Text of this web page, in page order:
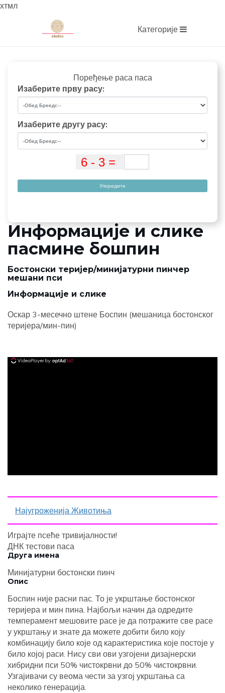
хтмл
Категорије
Поређење раса паса
Изаберите прву расу:
Изаберите другу расу:
Упоредите
Информације и слике
пасмине бошпин
Бостонски теријер/минијатурни пинчер
мешани пси
Информације и слике
Оскар 3-месечно штене Боспин (мешаница бостонског
теријера/мин-пин)
Најугроженија Животиња
Играјте псеће тривијалности!
ДНК тестови паса
Друга имена
Минијатурни бостонски пинч
Опис
Боспин није расни пас. То је укрштање бостонског
теријера и мин пина. Најбољи начин да одредите
темперамент мешовите расе је да потражите све расе
у укрштању и знате да можете добити било коју
комбинацију било које од карактеристика које постоје у
било којој раси. Нису сви ови узгојени дизајнерски
хибридни пси 50% чистокрвни до 50% чистокрвни.
Узгајивачи су веома чести за узгој укрштања са
неколико генерација.